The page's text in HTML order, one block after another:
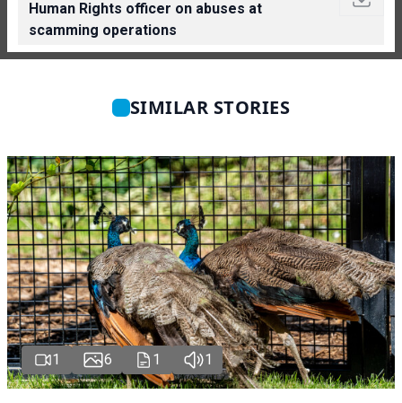
Human Rights officer on abuses at
scamming operations
SIMILAR STORIES
1 6 1 1